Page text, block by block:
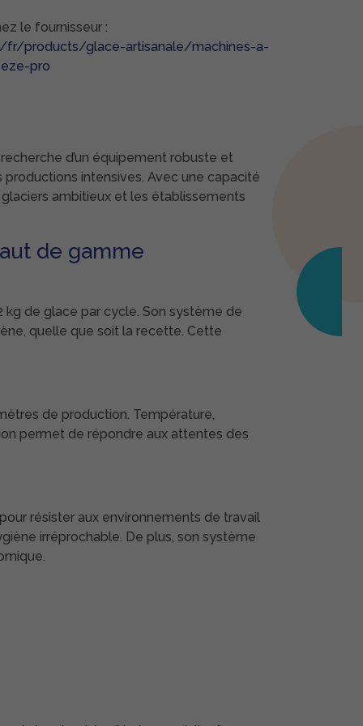
le fournisseur :
fr/products/glace-artisanale/machines-a-
pro
d’un équipement robuste et
intensives. Avec une capacité
ambitieux et les établissements
de gamme
kg de glace par cycle. Son système de
quelle que soit la recette. Cette
de production. Température,
permet de répondre aux attentes des
résister aux environnements de travail
irréprochable. De plus, son système